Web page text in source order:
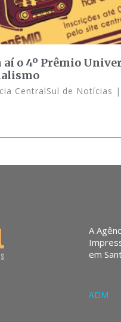
aí o 4º Prêmio
CentralSul de Notícias
A
em
ADM